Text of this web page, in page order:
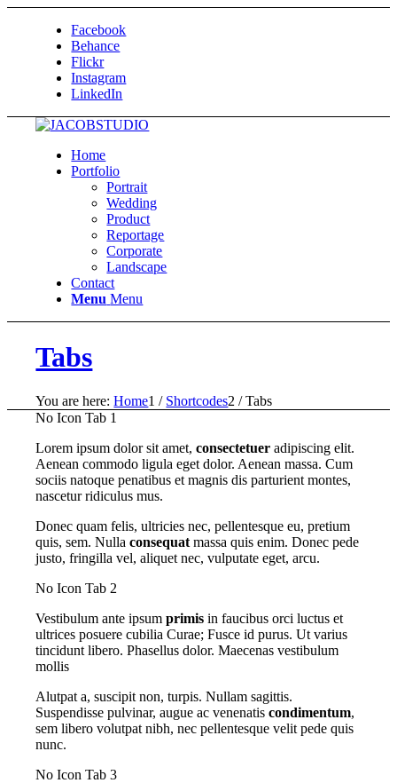
Facebook
Behance
Flickr
Instagram
LinkedIn
Home
Portfolio
Portrait
Wedding
Product
Reportage
Corporate
Landscape
Contact
Menu Menu
Tabs
You are here: Home1 / Shortcodes2 / Tabs
No Icon Tab 1
Lorem ipsum dolor sit amet,consectetuer adipiscing elit.
Aenean commodo ligula eget dolor. Aenean massa. Cum
sociis natoque penatibus et magnis dis parturient montes,
nascetur ridiculus mus.
Donec quam felis, ultricies nec, pellentesque eu, pretium
quis, sem. Nullaconsequat massa quis enim. Donec pede
justo, fringilla vel, aliquet nec, vulputate eget, arcu.
No Icon Tab 2
Vestibulum ante ipsumprimis in faucibus orci luctus et
ultrices posuere cubilia Curae; Fusce id purus. Ut varius
tincidunt libero. Phasellus dolor. Maecenas vestibulum
mollis
Alutpat a, suscipit non, turpis. Nullam sagittis.
Suspendisse pulvinar, augue ac venenatiscondimentum,
sem libero volutpat nibh, nec pellentesque velit pede quis
nunc.
No Icon Tab 3